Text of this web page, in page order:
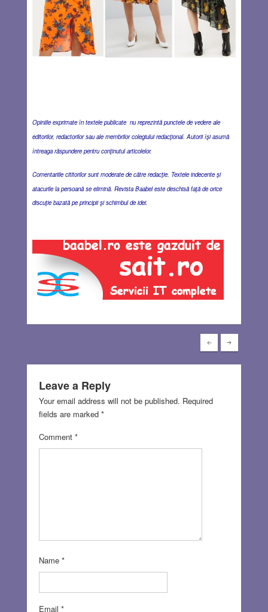
Opiniile exprimate în textele publicate nu reprezintă punctele de vedere ale
editorilor, redactorilor sau ale membrilor colegiului redacţional. Autorii îşi asumă
întreaga răspundere pentru conţinutul articolelor.
Comentariile cititorilor sunt moderate de către redacţie. Textele indecente şi
atacurile la persoană se elimină. Revista Baabel este deschisă faţă de orice
discuţie bazată pe principii şi schimbul de idei.
Leave a Reply
Your email address will not be published. Required
fields are marked *
Comment *
Name *
Email *